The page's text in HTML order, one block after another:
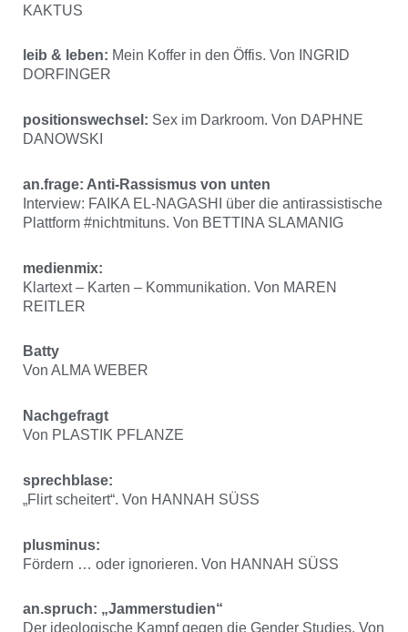
KAKTUS
leib & leben: Mein Koffer in den Öffis. Von INGRID
DORFINGER
positionswechsel: Sex im Darkroom. Von DAPHNE
DANOWSKI
an.frage: Anti-Rassismus von unten
Interview: FAIKA EL-NAGASHI über die antirassistische
Plattform #nichtmituns. Von BETTINA SLAMANIG
medienmix:
Klartext – Karten – Kommunikation. Von MAREN
REITLER
Batty
Von ALMA WEBER
Nachgefragt
Von PLASTIK PFLANZE
sprechblase:
„Flirt scheitert“. Von HANNAH SÜSS
plusminus:
Fördern … oder ignorieren. Von HANNAH SÜSS
an.spruch: „Jammerstudien“
Der ideologische Kampf gegen die Gender Studies. Von